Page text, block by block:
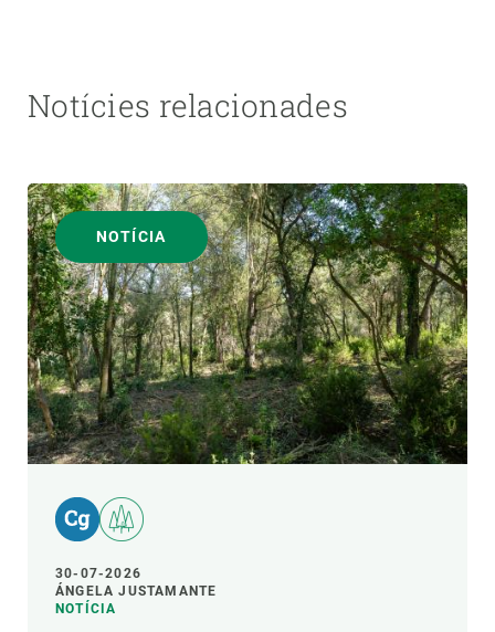
Notícies relacionades
NOTÍCIA
30-07-2026
ÁNGELA JUSTAMANTE
NOTÍCIA